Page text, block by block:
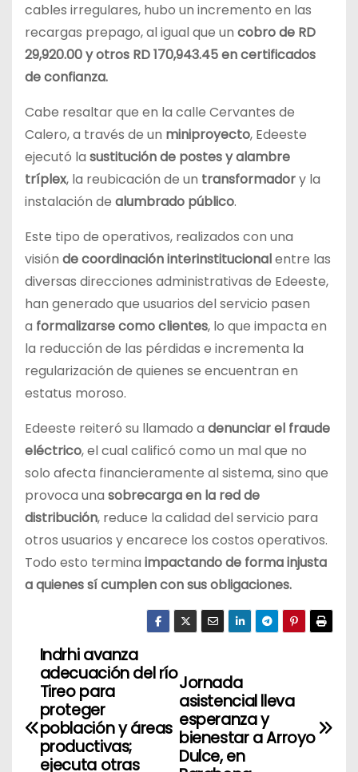
cables irregulares, hubo un incremento en las
recargas prepago, al igual que un cobro de RD
29,920.00y otros RD 170,943.45 en certificados
de confianza.
Cabe resaltar que en la calle Cervantes de
Calero, a través de un miniproyecto, Edeeste
ejecutó la sustitución de postes y alambre
tríplex, la reubicación de un transformadory la
instalación de alumbrado público.
Este tipo de operativos, realizados con una
visión de coordinación interinstitucionalentre las
diversas direcciones administrativas de Edeeste,
han generado que usuarios del servicio pasen
a formalizarse como clientes, lo que impacta en
la reducción de las pérdidas e incrementa la
regularización de quienes se encuentran en
estatus moroso.
Edeeste reiteró su llamado a denunciar el fraude
eléctrico, el cual calificó como un mal que no
solo afecta financieramente al sistema, sino que
provoca una sobrecarga en la red de
distribución, reduce la calidad del servicio para
otros usuarios y encarece los costos operativos.
Todo esto termina impactando de forma injusta
a quienes sí cumplen con sus obligaciones.
N
v
Jornada
asistencial lleva
esperanza y
bienestar a Arroyo
Dulce, en
Indrhi avanza
adecuación del río
Tireo para
proteger
población y áreas
productivas;
ejecuta otras